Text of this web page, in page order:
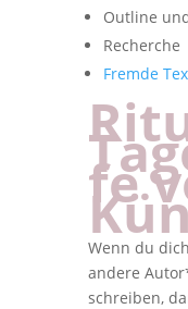
Outline
Recherche
Fremde
fe
Wenn du
andere
schreiben,